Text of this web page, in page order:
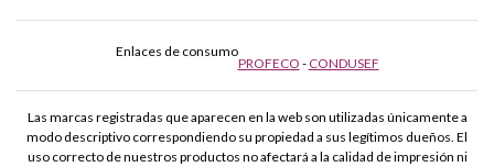
Enlaces de consumo
PROFECO - CONDUSEF
Las marcas registradas que aparecen en la web son utilizadas únicamente a
modo descriptivo correspondiendo su propiedad a sus legítimos dueños. El
uso correcto de nuestros productos no afectará a la calidad de impresión ni